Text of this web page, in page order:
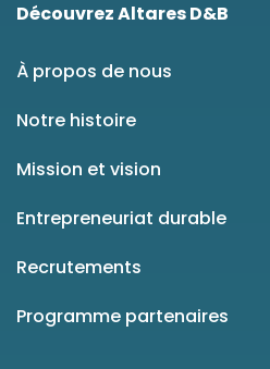
Découvrez Altares D&B
À propos de nous
Notre histoire
Mission et vision
Entrepreneuriat durable
Recrutements
Programme partenaires